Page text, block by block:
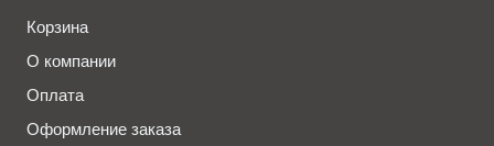
Корзина
О компании
Оплата
Оформление заказа